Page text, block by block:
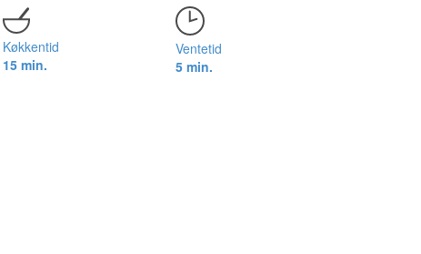
Køkkentid
15 min.
Ventetid
5 min.